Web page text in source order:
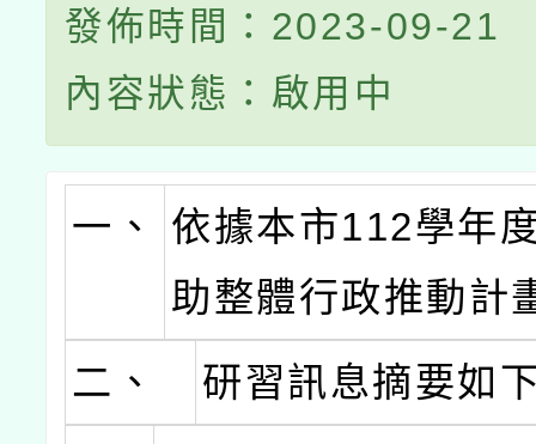
發佈時間：2023-09-21
內容狀態：啟用中
一、
依據本市112學年
助整體行政推動計
二、
研習訊息摘要如